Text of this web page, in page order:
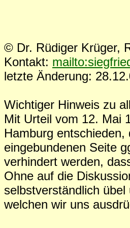
© Dr. Rüdiger Krüger,
Kontakt:
letzte Änderung:
Wichtiger Hinweis zu
Mit Urteil vom 12. Mai
Hamburg
eingebundenen Seite
verhindert werden,
Ohne auf die
selbstverständlich
welchen wir uns